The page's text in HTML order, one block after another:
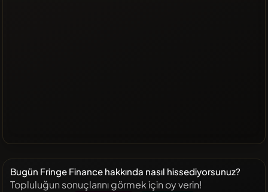
Bugün Fringe Finance hakkında nasıl hissediyorsunuz?
Topluluğun sonuçlarını görmek için oy verin!